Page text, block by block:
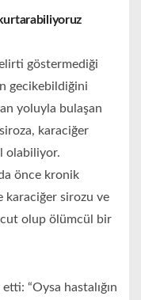
göstermediği
gecikebildiğini
yoluyla bulaşan
karaciğer
olabiliyor.
önce kronik
karaciğer sirozu ve
olup ölümcül bir
“Oysa hastalığın